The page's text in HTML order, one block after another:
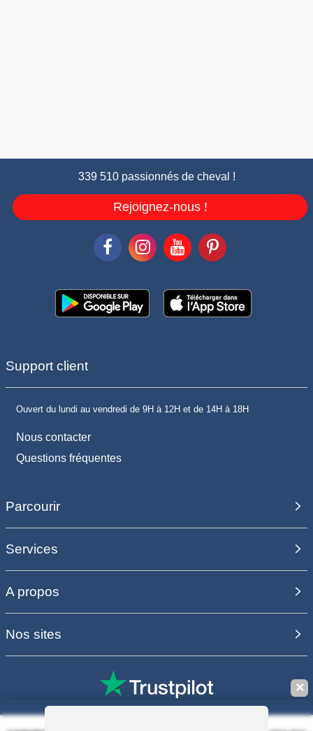
339 510 passionnés de cheval !
Rejoignez-nous !
Support client
Ouvert du lundi au vendredi de 9H à 12H et de 14H à 18H
Nous contacter
Questions fréquentes
Parcourir
Services
A propos
Nos sites
✕